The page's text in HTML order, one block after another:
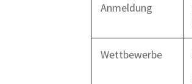
Anmeldung
Wettbewerbe